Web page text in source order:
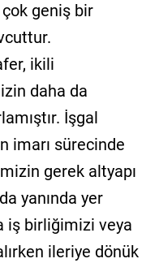
geniş bir
ikili
daha da
İşgal
imarı sürecinde
gerek altyapı
yanında yer
iş birliğimizi veya
ileriye dönük